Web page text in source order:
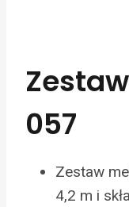
057
Zestaw
4,2 m i